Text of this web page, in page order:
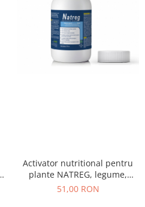
Activator nutritional pentru
plante NATREG, legume,
cereale - 250 ml
51,00 RON